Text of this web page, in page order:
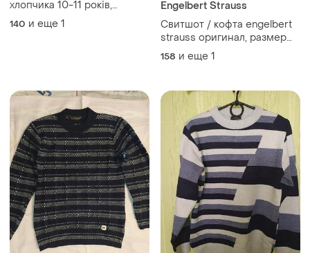
хлопчика 10-11 років,
primark
140 и еще 1
Engelbert Strauss
Свитшот / кофта engelbert
strauss оригинал, размер
158-164 (13-14 лет)
158 и еще 1